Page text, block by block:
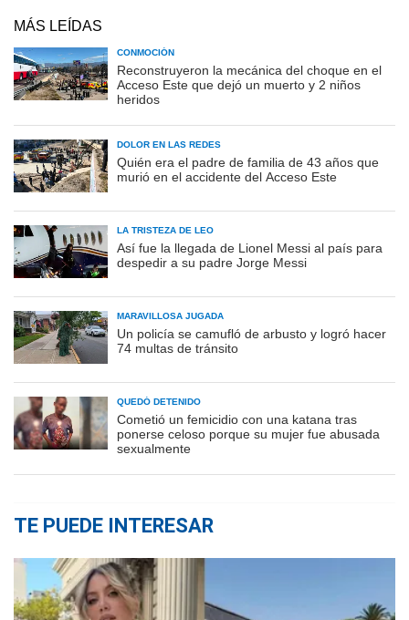
MÁS LEÍDAS
CONMOCIÓN
Reconstruyeron la mecánica del choque en el
Acceso Este que dejó un muerto y 2 niños
heridos
DOLOR EN LAS REDES
Quién era el padre de familia de 43 años que
murió en el accidente del Acceso Este
LA TRISTEZA DE LEO
Así fue la llegada de Lionel Messi al país para
despedir a su padre Jorge Messi
MARAVILLOSA JUGADA
Un policía se camufló de arbusto y logró hacer
74 multas de tránsito
QUEDÓ DETENIDO
Cometió un femicidio con una katana tras
ponerse celoso porque su mujer fue abusada
sexualmente
TE PUEDE INTERESAR